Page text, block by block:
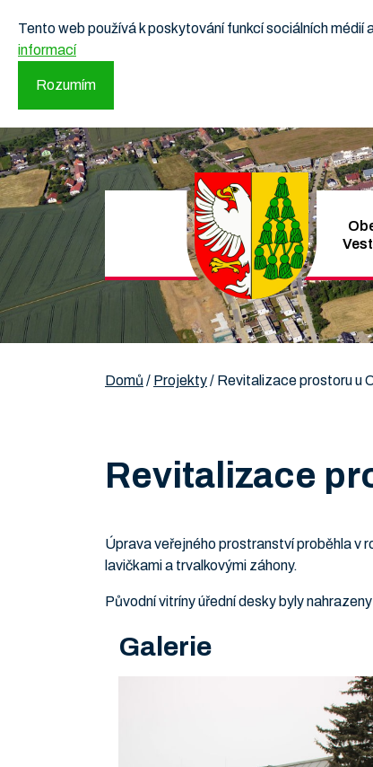
Tento web používá k poskytování funkcí sociálních
informací
Rozumím
Domů / Projekty/ Revitalizace prostoru u
Revitalizace
Úprava veřejného prostranství proběhla v
lavičkami a trvalkovými záhony.
Původní vitríny úřední desky byly
Galerie